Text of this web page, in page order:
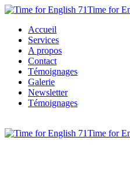
Time for
Accueil
Services
A propos
Contact
Témoignages
Galerie
Newsletter
Témoignages
Time for